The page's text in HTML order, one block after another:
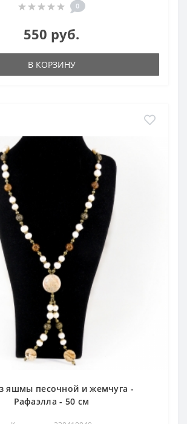
0
550 руб.
В КОРЗИНУ
яшмы песочной и жемчуга -
Рафаэлла - 50 см